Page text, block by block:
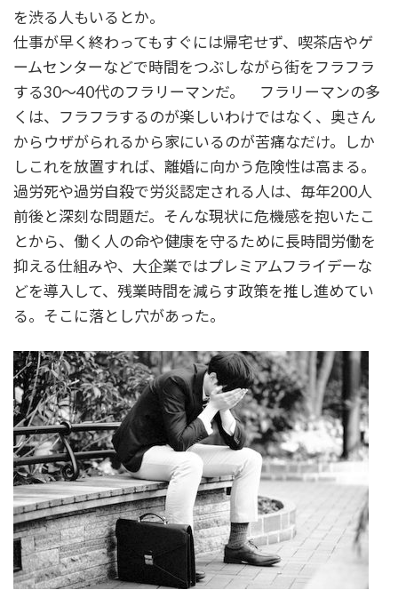
を渋る人もいるとか。
仕事が早く終わってもすぐには帰宅せず、喫茶店やゲ
ームセンターなどで時間をつぶしながら街をフラフラ
する30～40代のフラリーマンだ。 フラリーマンの多
くは、フラフラするのが楽しいわけではなく、奥さん
からウザがられるから家にいるのが苦痛なだけ。しか
しこれを放置すれば、離婚に向かう危険性は高まる。
過労死や過労自殺で労災認定される人は、毎年200人
前後と深刻な問題だ。そんな現状に危機感を抱いたこ
とから、働く人の命や健康を守るために長時間労働を
抑える仕組みや、大企業ではプレミアムフライデーな
どを導入して、残業時間を減らす政策を推し進めてい
る。そこに落とし穴があった。